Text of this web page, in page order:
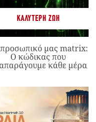
ΚΑΛΎΤΕΡΗ ΖΩΉ
μας matrix:
Ο κώδικας που
κάθε μέρα